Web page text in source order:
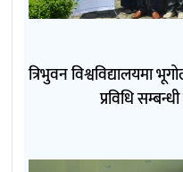
त्रिभुवन विश्वविद्यालयमा
प्रविधि